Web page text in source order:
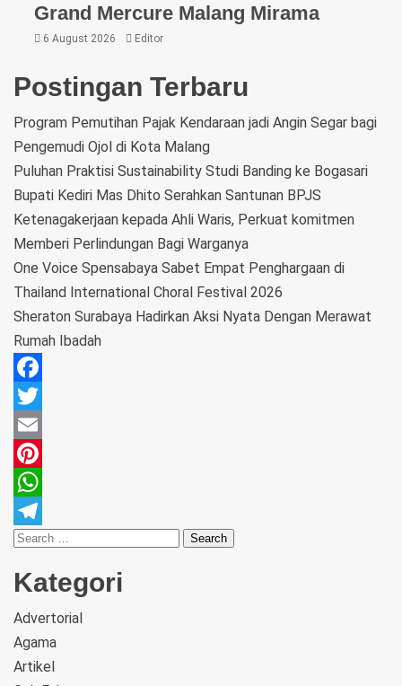
Grand Mercure Malang Mirama
6 August 2026 Editor
Postingan Terbaru
Program Pemutihan Pajak Kendaraan jadi Angin Segar bagi
Pengemudi Ojol di Kota Malang
Puluhan Praktisi Sustainability Studi Banding ke Bogasari
Bupati Kediri Mas Dhito Serahkan Santunan BPJS
Ketenagakerjaan kepada Ahli Waris, Perkuat komitmen
Memberi Perlindungan Bagi Warganya
One Voice Spensabaya Sabet Empat Penghargaan di
Thailand International Choral Festival 2026
Sheraton Surabaya Hadirkan Aksi Nyata Dengan Merawat
Rumah Ibadah
Facebook
Twitter
Email
Pinterest
WhatsApp
Telegram
Kategori
Advertorial
Agama
Artikel